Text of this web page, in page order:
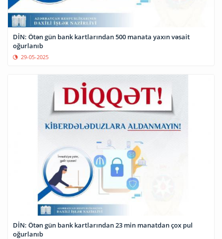
DİN: Ötən gün bank kartlarından 500 manata yaxın vəsait
oğurlanıb
29-05-2025
DİN: Ötən gün bank kartlarından 23 min manatdan çox pul
oğurlanıb